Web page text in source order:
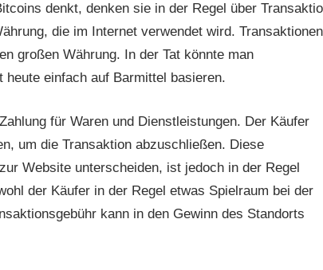
denkt, denken sie in der Regel über
die im Internet verwendet wird.
großen Währung. In der Tat könnte man
einfach auf Barmittel basieren.
für Waren und Dienstleistungen. Der Käufer
um die Transaktion abzuschließen. Diese
Website unterscheiden, ist jedoch in der Regel
der Käufer in der Regel etwas Spielraum bei der
kann in den Gewinn des Standorts